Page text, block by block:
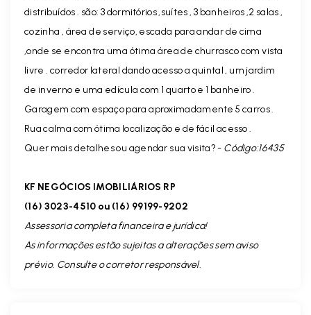
distribuídos . são: 3 dormitórios ,suítes , 3 banheiros ,2 salas ,
cozinha , área de serviço, escada para andar de cima
,onde se encontra uma ótima área de churrasco com vista
livre . corredor lateral dando acesso a quintal , um jardim
de inverno e uma edícula com 1 quarto e 1 banheiro .
Garagem com espaço para aproximadamente 5 carros .
Rua calma com ótima localização e de fácil acesso .
Quer mais detalhes ou agendar sua visita? - Código:16435
KF NEGÓCIOS IMOBILIÁRIOS RP
(16) 3023-4510 ou (16) 99199-9202
Assessoria completa financeira e jurídica!
As informações estão sujeitas a alterações sem aviso
prévio. Consulte o corretor responsável.